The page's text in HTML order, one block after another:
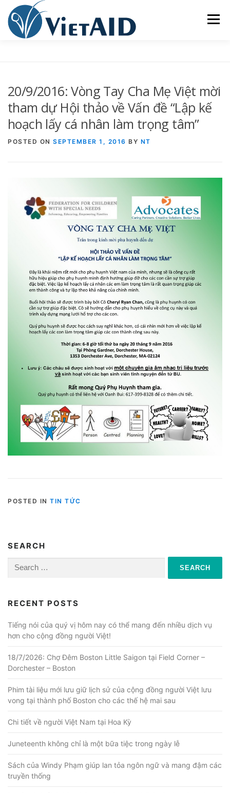
content
Menu
NHÀ Ở TRUNG TÂM CỘNG ĐỒNG SINH HOẠT
20/9/2016: Vòng Tay Cha Mẹ Việt mời
tham dự Hội thảo về Vấn đề “Lập kế
hoạch lấy cá nhân làm trọng tâm”
POSTED ON SEPTEMBER 1, 2016 BY NT
POSTED IN TIN TỨC
SEARCH
Search
RECENT POSTS
Tiếng nói của quý vị hôm nay có thể mang đến nhiều dịch vụ
hơn cho cộng đồng người Việt!
18/7/2026: Chợ Đêm Boston Little Saigon tại Field Corner –
Dorchester – Boston
Phim tài liệu mới lưu giữ lịch sử của cộng đồng người Việt lưu
vong tại thành phố Boston cho các thế hệ mai sau
Chi tiết về người Việt Nam tại Hoa Kỳ
Juneteenth không chỉ là một bữa tiệc trong ngày lễ
Sách của Windy Phạm giúp lan tỏa ngôn ngữ và mang đậm các
truyền thống